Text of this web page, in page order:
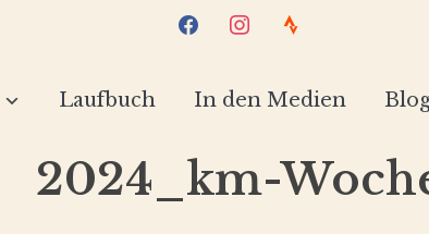
facebookinstagram
strava
Laufbuch In den Medien
2024_km-